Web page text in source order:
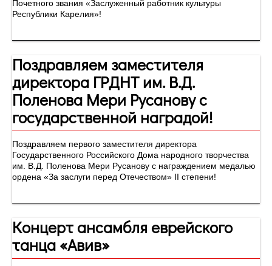
Почетного звания «Заслуженный работник культуры
Республики Карелия»!
Поздравляем заместителя
директора ГРДНТ им. В.Д.
Поленова Мери Русанову с
государственной наградой!
Поздравляем первого заместителя директора
Государственного Российского Дома народного творчества
им. В.Д. Поленова Мери Русанову с награждением медалью
ордена «За заслуги перед Отечеством» II степени!
Концерт ансамбля еврейского
танца «Авив»